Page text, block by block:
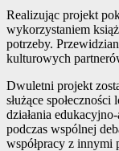
Realizując projekt
wykorzystaniem
potrzeby.
kulturowych
Dwuletni projekt
służące
działania
podczas wspólnej
współpracy z innymi